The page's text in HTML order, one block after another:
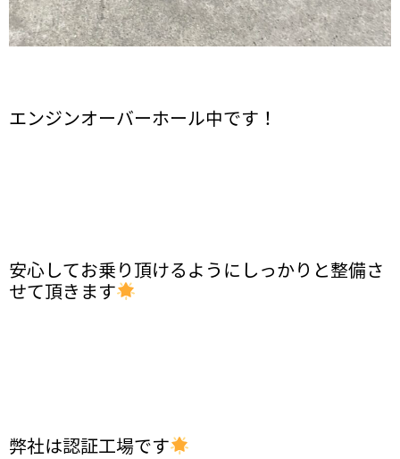
エンジンオーバーホール中です！
安心してお乗り頂けるようにしっかりと整備さ
せて頂きます
弊社は認証工場です